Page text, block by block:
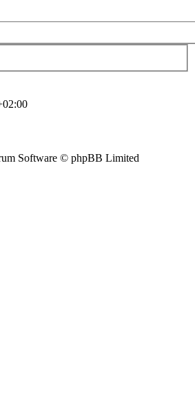
Software © phpBB Limited